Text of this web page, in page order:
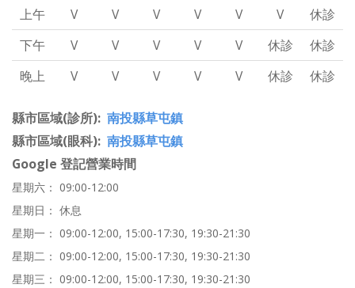
上午
V V V V V V
休診
下午
V V V V V 休診
休診
晚上
V V V V V 休診 休診
縣市區域(診所) 南投縣草屯鎮
縣市區域(眼科) 南投縣草屯鎮
Google 登記營業時間
星期六： 09:00-12:00
星期日： 休息
星期一： 09:00-12:00, 15:00-17:30, 19:30-21:30
星期二： 09:00-12:00, 15:00-17:30, 19:30-21:30
星期三： 09:00-12:00, 15:00-17:30, 19:30-21:30